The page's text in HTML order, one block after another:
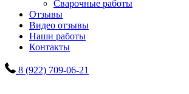
Сварочные работы
Отзывы
Видео отзывы
Наши работы
Контакты
8 (922) 709-06-21